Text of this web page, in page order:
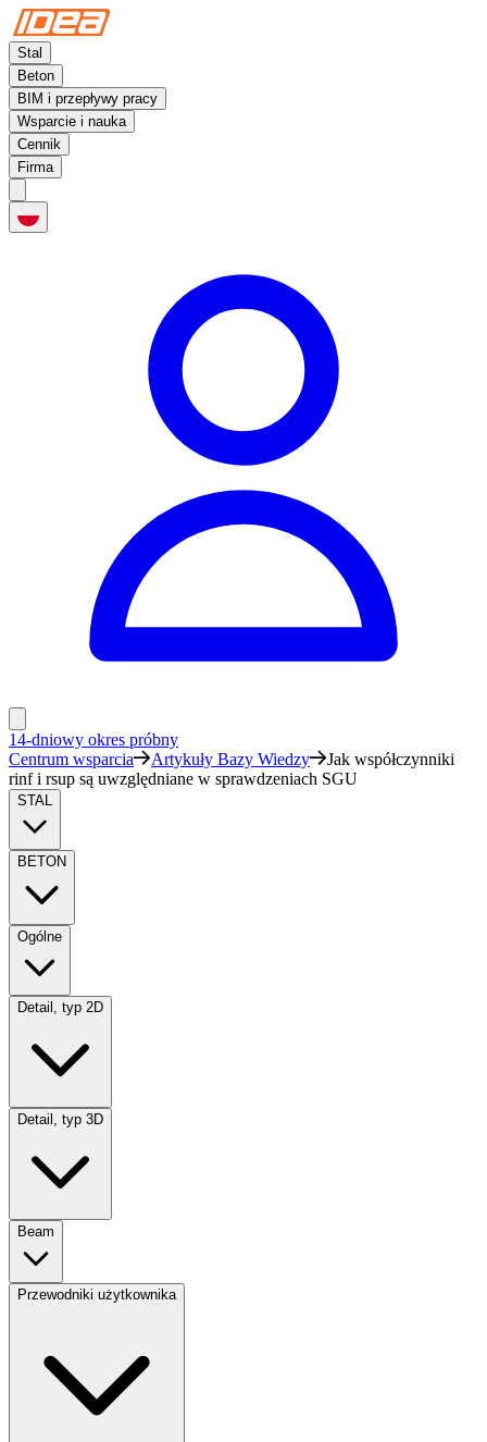
Stal
Beton
BIM i przepływy pracy
Wsparcie i nauka
Cennik
Firma
14-dniowy okres próbny
Centrum wsparcia
Artykuły Bazy Wiedzy
Jak współczynniki
rinf i rsup są uwzględniane w sprawdzeniach SGU
STAL
BETON
Ogólne
Detail, typ 2D
Detail, typ 3D
Beam
Przewodniki użytkownika